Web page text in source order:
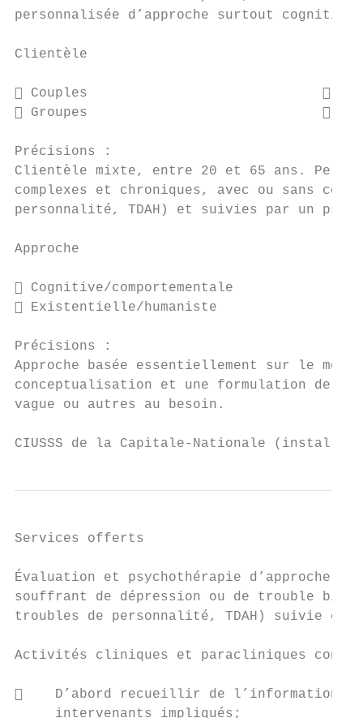
personnalisée d’approche surtout
Clientèle
 Couples                             
 Groupes                             
Précisions :
Clientèle mixte, entre 20 et 65 ans.
complexes et chroniques, avec ou sans
personnalité, TDAH) et suivies par un
Approche
 Cognitive/comportementale
 Existentielle/humaniste
Précisions :
Approche basée essentiellement sur le
conceptualisation et une formulation de
vague ou autres au besoin.
CIUSSS de la Capitale-Nationale
Services offerts
Évaluation et psychothérapie d’approche
souffrant de dépression ou de trouble
troubles de personnalité, TDAH) suivie
Activités cliniques et paracliniques
    D’abord recueillir de l’information
     intervenants impliqués;